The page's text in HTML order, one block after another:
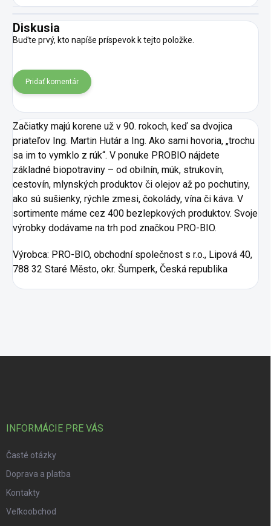
Diskusia
Buďte prvý, kto napíše príspevok k tejto položke.
Pridať komentár
Začiatky majú korene už v 90. rokoch, keď sa dvojica
priateľov Ing. Martin Hutár a Ing. Ako sami hovoria, „trochu
sa im to vymklo z rúk“. V ponuke PROBIO nájdete
základné biopotraviny – od obilnín, múk, strukovín,
cestovín, mlynských produktov či olejov až po pochutiny,
ako sú sušienky, rýchle zmesi, čokolády, vína či káva. V
sortimente máme cez 400 bezlepkových produktov. Svoje
výrobky dodávame na trh pod značkou PRO-BIO.
Výrobca: PRO-BIO, obchodní společnost s r.o., Lipová 40,
788 32 Staré Město, okr. Šumperk, Česká republika
INFORMÁCIE PRE VÁS
Časté otázky
Doprava a platba
Kontakty
Veľkoobchod